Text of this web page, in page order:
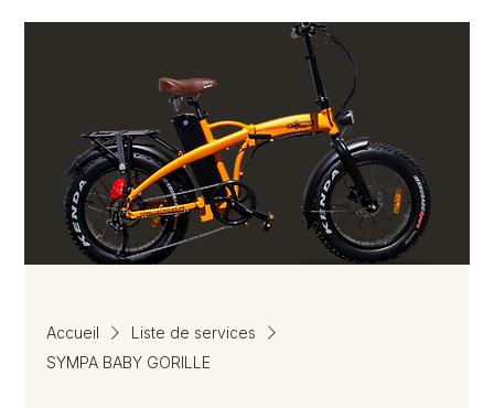
Accueil
Liste de services
SYMPA BABY GORILLE